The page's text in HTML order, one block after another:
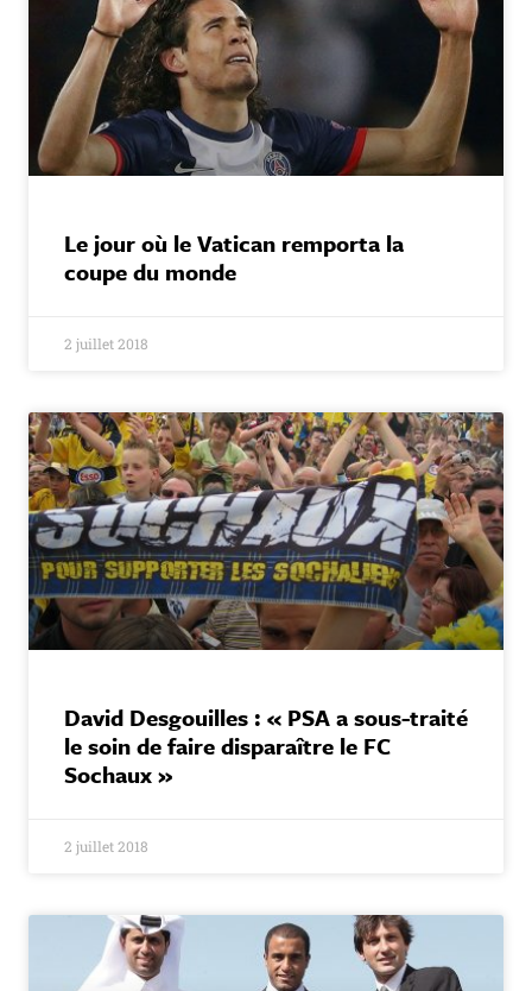
Le jour où le Vatican remporta la
coupe du monde
2 juillet 2018
David Desgouilles : « PSA a sous-traité
le soin de faire disparaître le FC
Sochaux »
2 juillet 2018